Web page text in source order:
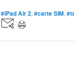
#iPad Air 2, #carte SIM,